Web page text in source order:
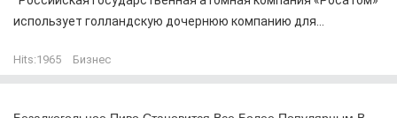
использует голландскую дочернюю компанию для...
Hits:1965 Бизнес